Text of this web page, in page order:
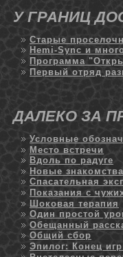
У ГРАНИЦ
Старые
Hemi-Sync и
Программа
Первый отряд
ДАЛЕКО ЗА
Условные
Место встречи
Вдоль по радуге
Новые знакомства
Спасательная
Показания с
Шоковая терапия
Один простой
Обещанный
Общий сбор
Эпилог: Конец